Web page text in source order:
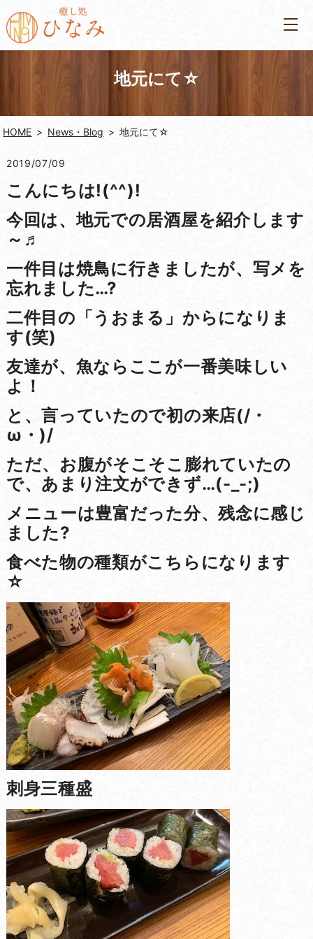
地元にて☆
HOME News・Blog 地元にて☆
2019/07/09
こんにちは!(^^)!
今回は、地元での居酒屋を紹介します
～♬
一件目は焼鳥に行きましたが、写メを
忘れました…?
二件目の「うおまる」からになりま
す(笑)
友達が、魚ならここが一番美味しい
よ！
と、言っていたので初の来店(/・
ω・)/
ただ、お腹がそこそこ膨れていたの
で、あまり注文ができず…(-_-;)
メニューは豊富だった分、残念に感じ
ました?
食べた物の種類がこちらになります
☆
刺身三種盛